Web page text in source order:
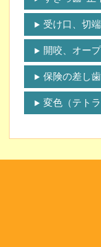
受け口、切
開咬、オー
保険の差し
変色（テト